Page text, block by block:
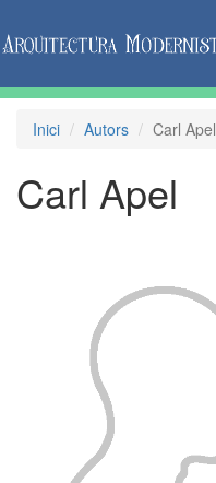
Inici Autors Carl Apel
Carl Apel